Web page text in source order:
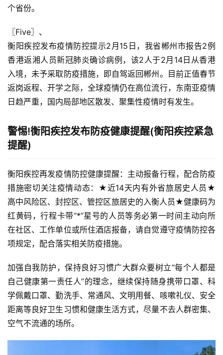
个省份。
〖Five〗、
衡阳疾控发布疫情防控提示2月15日，我省郴州市报告2例
香港返湘人员新冠肺炎确诊病例，该2人于2月14日从香港
入境，未予采取防疫措施，即自驾返回郴州。目前正值春节
返岗返程、开学之际，全球疫情仍在高位流行，东南亚疫情
日趋严重，国内局部地区散发、聚集性疫情时有发生。
警惕!衡阳疾控发布防疫健康提醒(衡阳疾控紧急
提醒)
衡阳疾控再发疫情防控健康提醒：主动报备行程，配合防疫
措施密切关注疫情动态：★近14天内有外省旅居史人员★
高中风险区、封控区、管控区旅居史的入衡人员★健康码为
红黄码，行程卡带“*”星号的人员等务必第一时间主动向所
在社区、工作单位或所住酒店报备，请自觉遵守疫情防控各
项规定，配合落实相关防疫措施。
加强自我防护，保持良好习惯广大群众要树立“每个人都是
自己健康第一责任人”的理念，继续保持随身携带口罩、科
学佩戴口罩、勤洗手、常通风、文明用餐、咳嗽礼仪、安全
距离等良好卫生习惯和健康生活方式，尽量不去人群密集、
空气不流通的场所。